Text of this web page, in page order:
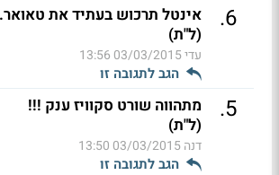
6
.
אינטל תרכוש בעתיד את טאואר.
(ל"ת)
עדי03/03/2015 13:56
הגב לתגובה זו
5
.
מתהווה שורט סקוויז ענק !!!
(ל"ת)
דנה03/03/2015 13:50
הגב לתגובה זו